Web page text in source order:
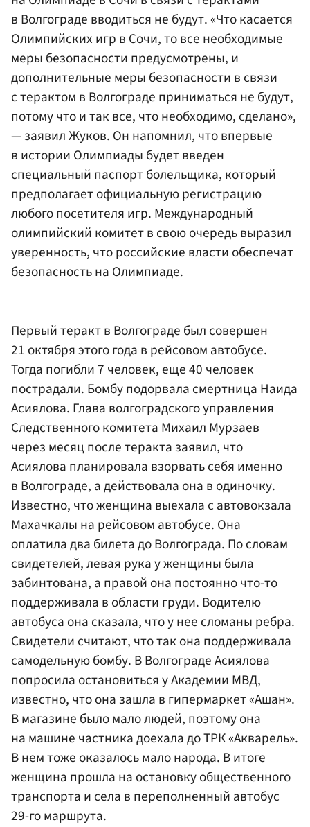
в Волгограде вводиться не будут. «Что касается
Олимпийских игр в Сочи, то все необходимые
меры безопасности предусмотрены, и
дополнительные меры безопасности в связи
с терактом в Волгограде приниматься не будут,
потому что и так все, что необходимо, сделано»,
— заявил Жуков. Он напомнил, что впервые
в истории Олимпиады будет введен
специальный паспорт болельщика, который
предполагает официальную регистрацию
любого посетителя игр. Международный
олимпийский комитет в свою очередь выразил
уверенность, что российские власти обеспечат
безопасность на Олимпиаде.
Первый теракт в Волгограде был совершен
21 октября этого года в рейсовом автобусе.
Тогда погибли 7 человек, еще 40 человек
пострадали. Бомбу подорвала смертница Наида
Асиялова. Глава волгоградского управления
Следственного комитета Михаил Мурзаев
через месяц после теракта заявил, что
Асиялова планировала взорвать себя именно
в Волгограде, а действовала она в одиночку.
Известно, что женщина выехала с автовокзала
Махачкалы на рейсовом автобусе. Она
оплатила два билета до Волгограда. По словам
свидетелей, левая рука у женщины была
забинтована, а правой она постоянно что-то
поддерживала в области груди. Водителю
автобуса она сказала, что у нее сломаны ребра.
Свидетели считают, что так она поддерживала
самодельную бомбу. В Волгограде Асиялова
попросила остановиться у Академии МВД,
известно, что она зашла в гипермаркет «Ашан».
В магазине было мало людей, поэтому она
на машине частника доехала до ТРК «Акварель».
В нем тоже оказалось мало народа. В итоге
женщина прошла на остановку общественного
транспорта и села в переполненный автобус
29-го маршрута.